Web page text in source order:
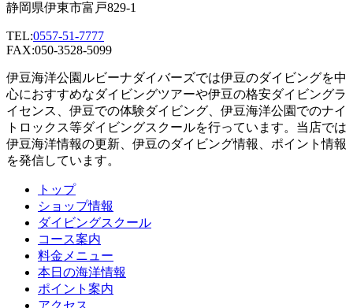
静岡県伊東市富戸829-1
TEL:0557-51-7777
FAX:050-3528-5099
伊豆海洋公園ルビーナダイバーズでは伊豆のダイビングを中
心におすすめなダイビングツアーや伊豆の格安ダイビングラ
イセンス、伊豆での体験ダイビング、伊豆海洋公園でのナイ
トロックス等ダイビングスクールを行っています。当店では
伊豆海洋情報の更新、伊豆のダイビング情報、ポイント情報
を発信しています。
トップ
ショップ情報
ダイビングスクール
コース案内
料金メニュー
本日の海洋情報
ポイント案内